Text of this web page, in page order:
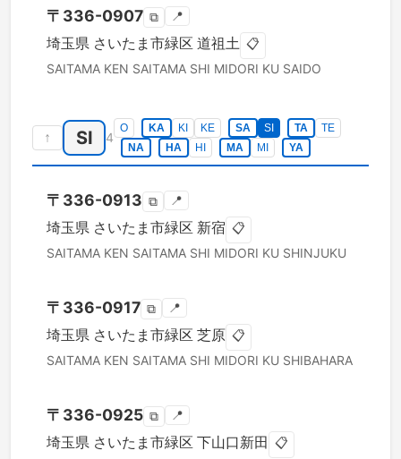
〒 336-0907 ⧉ 📍
埼玉県 さいたま市緑区 道祖土 📋
SAITAMA KEN SAITAMA SHI MIDORI KU SAIDO
↑ SI 4
O KA KI KE SA SI TA
TE
NA
HA HI MA MI YA
〒 336-0913 ⧉ 📍
埼玉県 さいたま市緑区 新宿 📋
SAITAMA KEN SAITAMA SHI MIDORI KU SHINJUKU
〒 336-0917 ⧉ 📍
埼玉県 さいたま市緑区 芝原 📋
SAITAMA KEN SAITAMA SHI MIDORI KU SHIBAHARA
〒 336-0925 ⧉ 📍
埼玉県 さいたま市緑区 下山口新田 📋